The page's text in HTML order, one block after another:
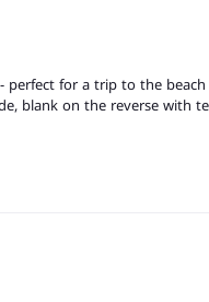
for a trip to the
blank on the reverse with